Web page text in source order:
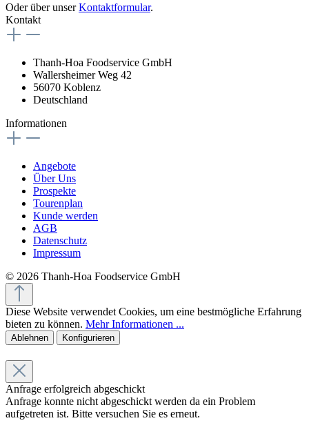
Oder über unserKontaktformular.
Kontakt
Thanh-Hoa Foodservice GmbH
Wallersheimer Weg 42
56070 Koblenz
Deutschland
Informationen
Angebote
Über Uns
Prospekte
Tourenplan
Kunde werden
AGB
Datenschutz
Impressum
© 2026 Thanh-Hoa Foodservice GmbH
Diese Website verwendet Cookies, um eine bestmögliche Erfahrung
bieten zu können. Mehr Informationen ...
Ablehnen Konfigurieren
Anfrage erfolgreich abgeschickt
Anfrage konnte nicht abgeschickt werden da ein Problem
aufgetreten ist. Bitte versuchen Sie es erneut.